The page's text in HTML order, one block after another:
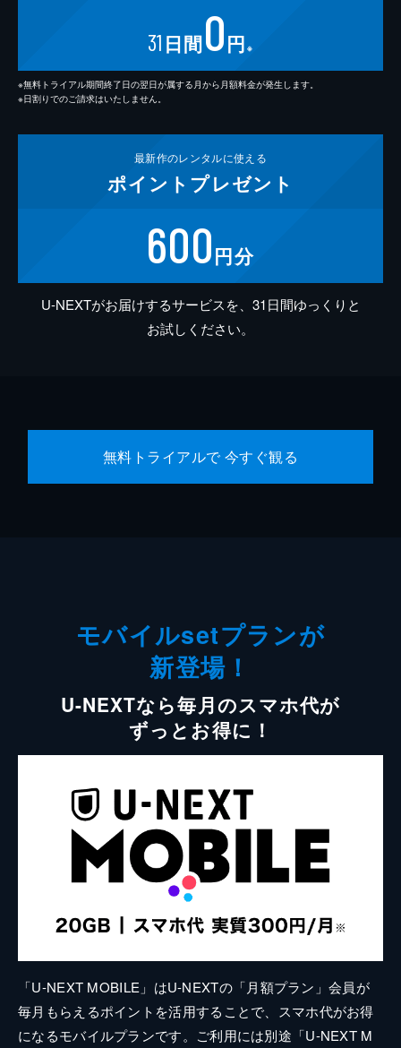
31 日間0円 ※
※無料トライアル期間終了日の翌日が属する月から月額料金が発生します。
※日割りでのご請求はいたしません。
最新作のレンタルに使える
ポイント プレゼント
600円分
U-NEXTがお届けするサービスを、31日間ゆっくりと
お試しください。
無料トライアルで 今すぐ観る
モバイルsetプランが
新登場！
U-NEXTなら毎月のスマホ代が
ずっとお得に！
「U-NEXT MOBILE」はU-NEXTの「月額プラン」会員が
毎月もらえるポイントを活用することで、スマホ代がお得
になるモバイルプランです。ご利用には別途「U-NEXT M